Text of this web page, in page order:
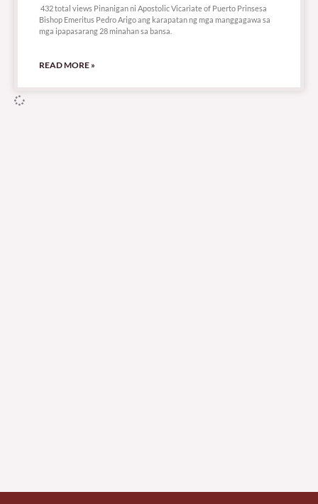
432 total views Pinanigan ni Apostolic Vicariate of Puerto Prinsesa
Bishop Emeritus Pedro Arigo ang karapatan ng mga manggagawa sa
mga ipapasarang 28 minahan sa bansa.
READ MORE »